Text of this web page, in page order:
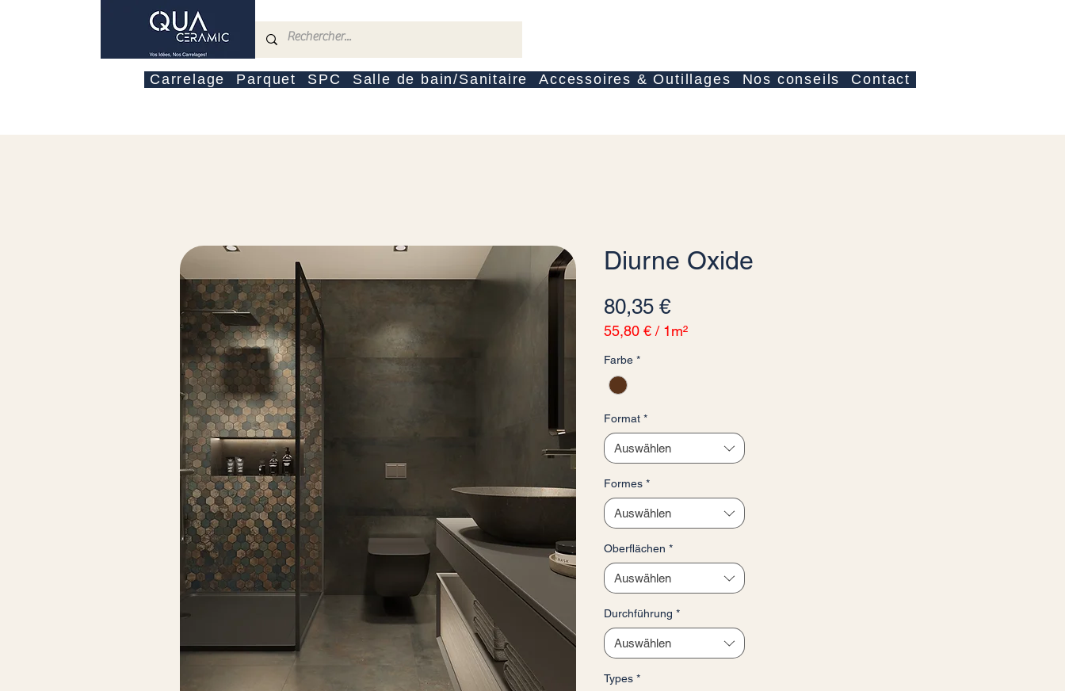
Carrelage Parquet SPC Salle de bain/Sanitaire Accessoires & Outillages Nos conseils Contact
Diurne Oxide
80,35 €Preis
55,80 € / 1m²
pro
1
Farbe *
Format *
Auswählen
Formes *
Auswählen
Oberflächen *
Auswählen
Durchführung *
Auswählen
Types *